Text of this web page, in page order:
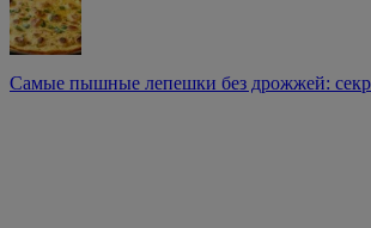
Самые пышные лепешки без дрожжей: